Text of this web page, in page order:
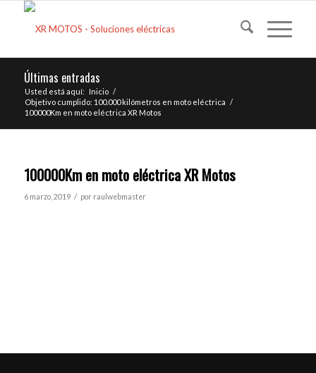
Últimas entradas
Usted está aquí: Inicio /
Objetivo cumplido: 100.000 kilómetros en moto eléctrica /
100000Km en moto eléctrica XR Motos
100000Km en moto eléctrica XR Motos
6 marzo, 2019 / por raulwebmaster